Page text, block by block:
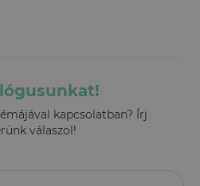
kapcsolatban? Írj
válaszol!